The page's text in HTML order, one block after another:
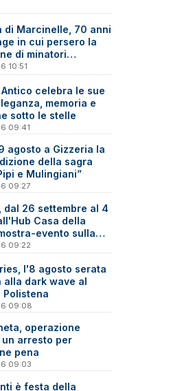
di Marcinelle, 70 anni
in cui persero la
di minatori
10:51
celebra le sue
memoria e
sotto le stelle
09:41
agosto a Gizzeria la
della sagra
e Mulingiani”
09:27
dal 26 settembre al 4
Casa della
evento sulla
09:22
l'8 agosto serata
alla dark wave al
Polistena
09:08
operazione
arresto per
pena
09:03
è festa della